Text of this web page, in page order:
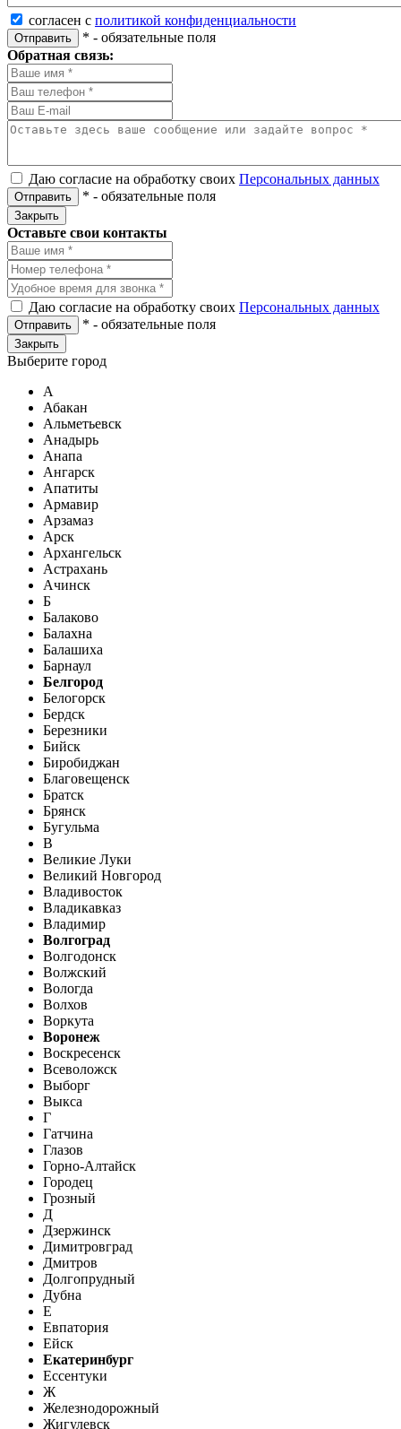
согласен с политикой конфиденциальности
Отправить * - обязательные поля
Обратная связь:
Даю согласие на обработку своих Персональных данных
Отправить * - обязательные поля
Закрыть
Оставьте свои контакты
Даю согласие на обработку своих Персональных данных
Отправить * - обязательные поля
Закрыть
Выберите город
А
Абакан
Альметьевск
Анадырь
Анапа
Ангарск
Апатиты
Армавир
Арзамаз
Арск
Архангельск
Астрахань
Ачинск
Б
Балаково
Балахна
Балашиха
Барнаул
Белгород
Белогорск
Бердск
Березники
Бийск
Биробиджан
Благовещенск
Братск
Брянск
Бугульма
В
Великие Луки
Великий Новгород
Владивосток
Владикавказ
Владимир
Волгоград
Волгодонск
Волжский
Вологда
Волхов
Воркута
Воронеж
Воскресенск
Всеволожск
Выборг
Выкса
Г
Гатчина
Глазов
Горно-Алтайск
Городец
Грозный
Д
Дзержинск
Димитровград
Дмитров
Долгопрудный
Дубна
Е
Евпатория
Ейск
Екатеринбург
Ессентуки
Ж
Железнодорожный
Жигулевск